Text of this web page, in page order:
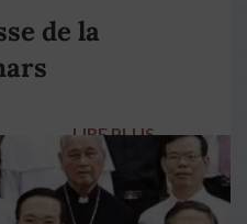
de la
LIRE PLUS →